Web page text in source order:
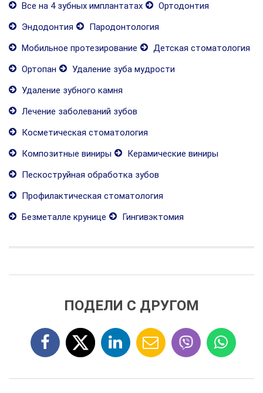
Все на 4 зубных имплантатах
Ортодонтия
Эндодонтия
Пародонтология
Мобильное протезирование
Детская стоматология
Ортопан
Удаление зуба мудрости
Удаление зубного камня
Лечение заболеваний зубов
Косметическая стоматология
Композитные виниры
Керамические виниры
Пескоструйная обработка зубов
Профилактическая стоматология
Безметалле крунице
Гингивэктомия
ПОДЕЛИ С ДРУГОМ